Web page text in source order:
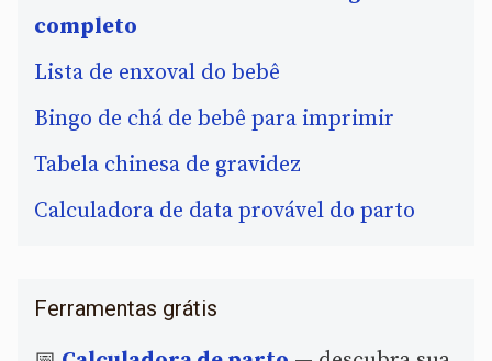
completo
Lista de enxoval do bebê
Bingo de chá de bebê para imprimir
Tabela chinesa de gravidez
Calculadora de data provável do parto
Ferramentas grátis